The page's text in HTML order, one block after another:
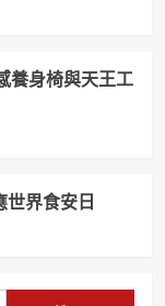
養身椅與天王工
界食安日